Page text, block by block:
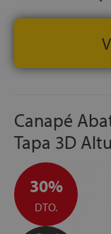
Transporte,
equivalente
FABRICACIÓN
Canapé
Tapa 3D
30%
DTO.